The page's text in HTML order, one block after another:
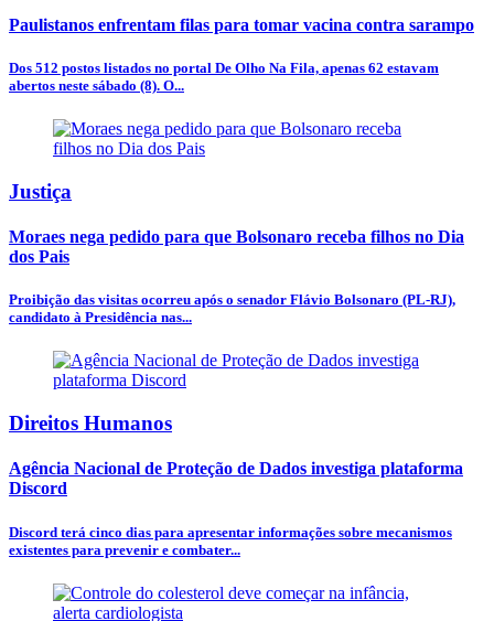
Paulistanos enfrentam filas para tomar vacina contra sarampo
Dos 512 postos listados no portal De Olho Na Fila, apenas 62 estavam
abertos neste sábado (8). O...
Justiça
Moraes nega pedido para que Bolsonaro receba filhos no Dia
dos Pais
Proibição das visitas ocorreu após o senador Flávio Bolsonaro (PL-RJ),
candidato à Presidência nas...
Direitos Humanos
Agência Nacional de Proteção de Dados investiga plataforma
Discord
Discord terá cinco dias para apresentar informações sobre mecanismos
existentes para prevenir e combater...